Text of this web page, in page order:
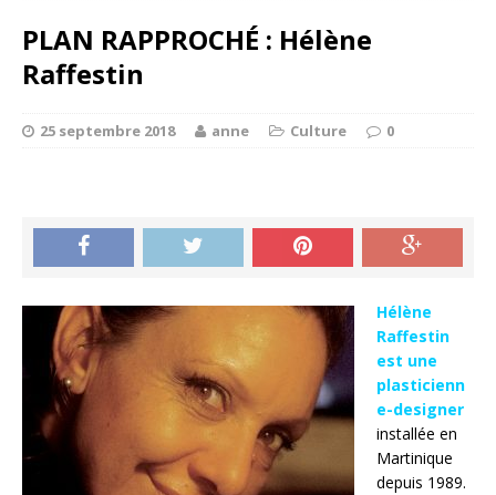
PLAN RAPPROCHÉ : Hélène
Raffestin
25 septembre 2018 anne Culture 0
Hélène
Raffestin
est une
plasticienn
e-designer
installée en
Martinique
depuis 1989.